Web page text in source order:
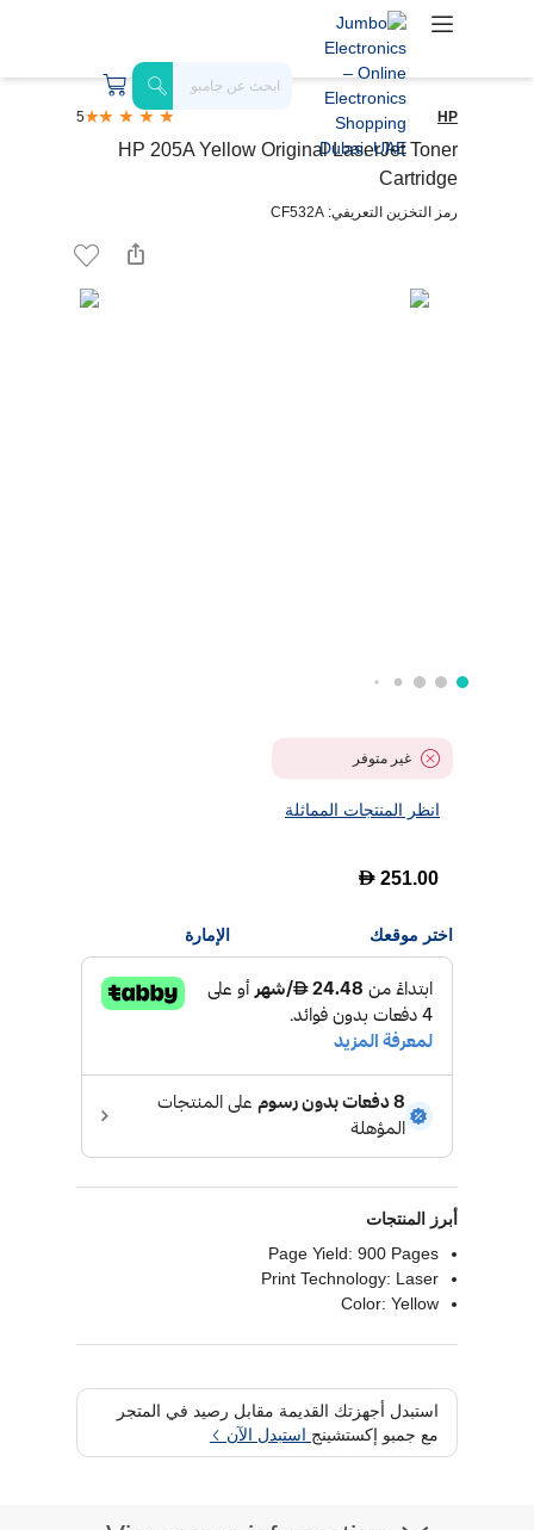
HP
5
HP 205A Yellow Original LaserJet Toner
Cartridge
رمز التخزين التعريفي: CF532A
غير متوفر
انظر المنتجات المماثلة
D 251.00
اختر موقعك الإمارة
أبرز المنتجات
Page Yield: 900 Pages
Print Technology: Laser
Color: Yellow
استبدل أجهزتك القديمة مقابل رصيد في المتجر
مع جمبو إكستشينج استبدل الآن